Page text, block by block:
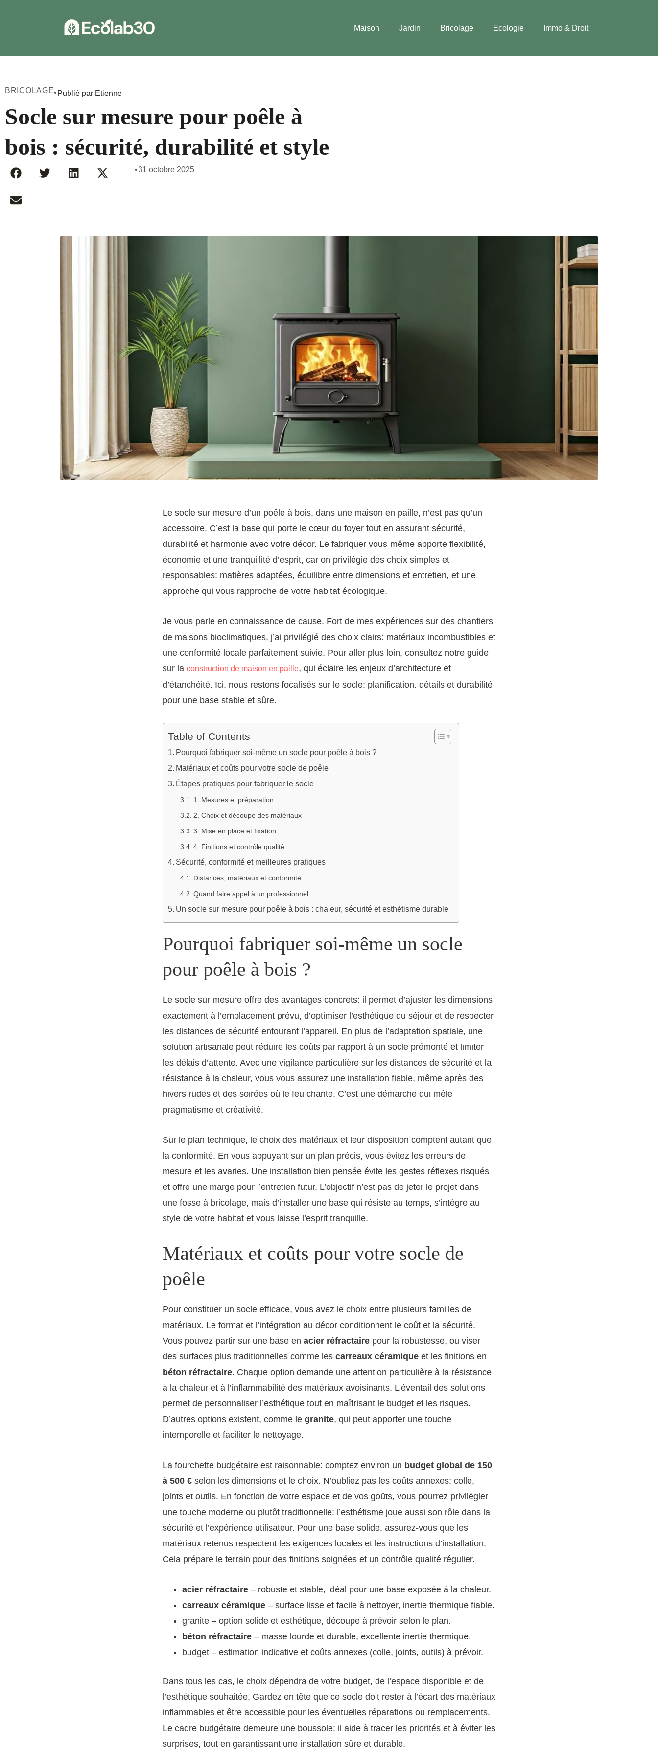
Maison Jardin Bricolage Ecologie Immo & Droit
BRICOLAGE• Publié par Etienne
Socle sur mesure pour poêle à
bois : sécurité, durabilité et style
•31 octobre 2025
Le socle sur mesure d’un poêle à bois, dans une maison en paille, n’est pas qu’un
accessoire. C’est la base qui porte le cœur du foyer tout en assurant sécurité,
durabilité et harmonie avec votre décor. Le fabriquer vous-même apporte flexibilité,
économie et une tranquillité d’esprit, car on privilégie des choix simples et
responsables: matières adaptées, équilibre entre dimensions et entretien, et une
approche qui vous rapproche de votre habitat écologique.
Je vous parle en connaissance de cause. Fort de mes expériences sur des chantiers
de maisons bioclimatiques, j’ai privilégié des choix clairs: matériaux incombustibles et
une conformité locale parfaitement suivie. Pour aller plus loin, consultez notre guide
sur la construction de maison en paille, qui éclaire les enjeux d’architecture et
d’étanchéité. Ici, nous restons focalisés sur le socle: planification, détails et durabilité
pour une base stable et sûre.
Table of Contents
Pourquoi fabriquer soi-même un socle pour poêle à bois ?
Matériaux et coûts pour votre socle de poêle
Étapes pratiques pour fabriquer le socle
1. Mesures et préparation
2. Choix et découpe des matériaux
3. Mise en place et fixation
4. Finitions et contrôle qualité
Sécurité, conformité et meilleures pratiques
Distances, matériaux et conformité
Quand faire appel à un professionnel
Un socle sur mesure pour poêle à bois : chaleur, sécurité et esthétisme durable
Pourquoi fabriquer soi-même un socle
pour poêle à bois ?
Le socle sur mesure offre des avantages concrets: il permet d’ajuster les dimensions
exactement à l’emplacement prévu, d’optimiser l’esthétique du séjour et de respecter
les distances de sécurité entourant l’appareil. En plus de l’adaptation spatiale, une
solution artisanale peut réduire les coûts par rapport à un socle prémonté et limiter
les délais d’attente. Avec une vigilance particulière sur les distances de sécurité et la
résistance à la chaleur, vous vous assurez une installation fiable, même après des
hivers rudes et des soirées où le feu chante. C’est une démarche qui mêle
pragmatisme et créativité.
Sur le plan technique, le choix des matériaux et leur disposition comptent autant que
la conformité. En vous appuyant sur un plan précis, vous évitez les erreurs de
mesure et les avaries. Une installation bien pensée évite les gestes réflexes risqués
et offre une marge pour l’entretien futur. L’objectif n’est pas de jeter le projet dans
une fosse à bricolage, mais d’installer une base qui résiste au temps, s’intègre au
style de votre habitat et vous laisse l’esprit tranquille.
Matériaux et coûts pour votre socle de
poêle
Pour constituer un socle efficace, vous avez le choix entre plusieurs familles de
matériaux. Le format et l’intégration au décor conditionnent le coût et la sécurité.
Vous pouvez partir sur une base en acier réfractaire pour la robustesse, ou viser
des surfaces plus traditionnelles comme les carreaux céramique et les finitions en
béton réfractaire. Chaque option demande une attention particulière à la résistance
à la chaleur et à l’inflammabilité des matériaux avoisinants. L’éventail des solutions
permet de personnaliser l’esthétique tout en maîtrisant le budget et les risques.
D’autres options existent, comme le granite, qui peut apporter une touche
intemporelle et faciliter le nettoyage.
La fourchette budgétaire est raisonnable: comptez environ un budget global de 150
à 500 € selon les dimensions et le choix. N’oubliez pas les coûts annexes: colle,
joints et outils. En fonction de votre espace et de vos goûts, vous pourrez privilégier
une touche moderne ou plutôt traditionnelle: l’esthétisme joue aussi son rôle dans la
sécurité et l’expérience utilisateur. Pour une base solide, assurez-vous que les
matériaux retenus respectent les exigences locales et les instructions d’installation.
Cela prépare le terrain pour des finitions soignées et un contrôle qualité régulier.
acier réfractaire – robuste et stable, idéal pour une base exposée à la chaleur.
carreaux céramique – surface lisse et facile à nettoyer, inertie thermique fiable.
granite – option solide et esthétique, découpe à prévoir selon le plan.
béton réfractaire – masse lourde et durable, excellente inertie thermique.
budget – estimation indicative et coûts annexes (colle, joints, outils) à prévoir.
Dans tous les cas, le choix dépendra de votre budget, de l’espace disponible et de
l’esthétique souhaitée. Gardez en tête que ce socle doit rester à l’écart des matériaux
inflammables et être accessible pour les éventuelles réparations ou remplacements.
Le cadre budgétaire demeure une boussole: il aide à tracer les priorités et à éviter les
surprises, tout en garantissant une installation sûre et durable.